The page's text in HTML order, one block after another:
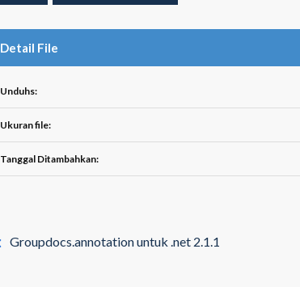
Detail File
Unduhs:
Ukuran file:
Tanggal Ditambahkan:
Groupdocs.annotation untuk .net 2.1.1